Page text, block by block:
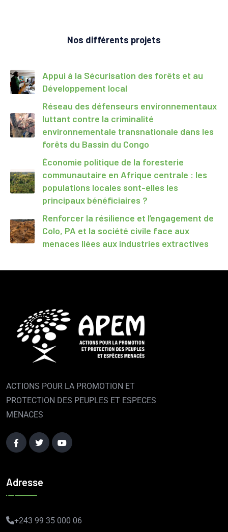
Nos différents projets
Appui à la Sécurisation des forêts et au
Développement local
Réseau des défenseurs environnementaux
luttant contre la criminalité
environnementale transnationale dans les
forêts du Bassin du Congo
Économie politique de la foresterie
communautaire en Afrique centrale : les
populations locales sont-elles les
principaux bénéficiaires ?
Renforcer la résilience et l’engagement de
Colo, PA et la société civile face aux
menaces liées aux industries extractives
ACTIONS POUR LA PROMOTION ET
PROTECTION DES PEUPLES ET ESPECES
MENACES
Adresse
+243 99 35 000 06